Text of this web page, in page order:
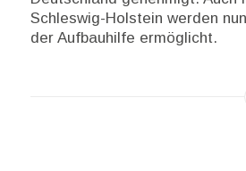
Schleswig-Holstein werden
der Aufbauhilfe ermöglicht.